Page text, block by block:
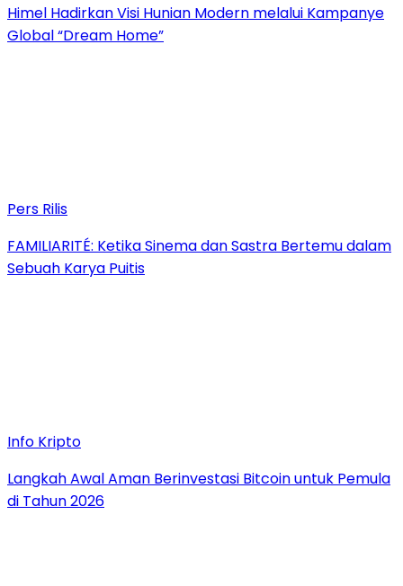
Himel Hadirkan Visi Hunian Modern melalui Kampanye
Global “Dream Home”
Pers Rilis
FAMILIARITÉ: Ketika Sinema dan Sastra Bertemu dalam
Sebuah Karya Puitis
Info Kripto
Langkah Awal Aman Berinvestasi Bitcoin untuk Pemula
di Tahun 2026